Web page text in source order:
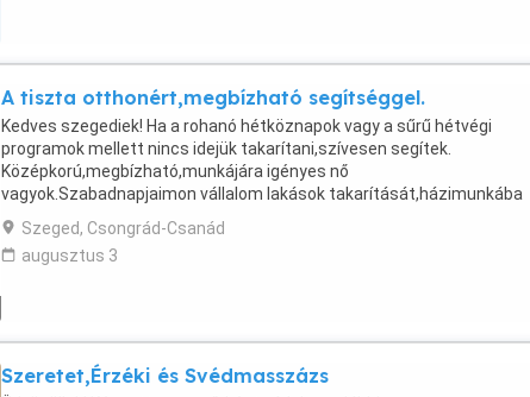
A tiszta otthonért,megbízható segítséggel.
Kedves szegediek! Ha a rohanó hétköznapok vagy a sűrű hétvégi
programok mellett nincs idejük takarítani,szívesen segítek.
Középkorú,megbízható,munkájára igényes nő
vagyok.Szabadnapjaimon vállalom lakások takarítását,házimunkába
való besegítést rendszeres vagy alkalmi jelleggel,az aktuális
beosztásomhoz ...
Szeged, Csongrád-Csanád
augusztus 3
Szeretet,Érzéki és Svédmasszázs